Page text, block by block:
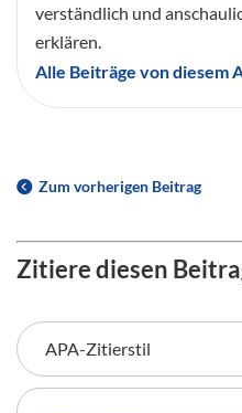
verständlich und
erklären.
Alle Beiträge von diesem
Zum vorherigen Beitrag
Zitiere diesen